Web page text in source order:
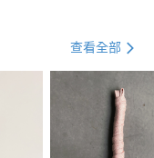
查看全部